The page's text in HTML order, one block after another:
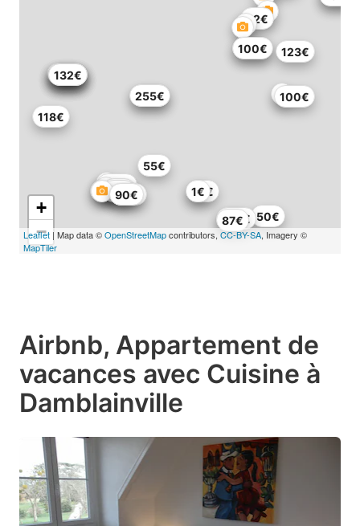
132€
115€
483€
278€
132€
132€
132€
132€
101€
92€
50€
100€
118€
82€
103€
89€
123€
100€
255€
55€
90€
87€
55€
1€
+
−
Leaflet | Map data ©OpenStreetMapcontributors, CC-BY-SA, Imagery ©
MapTiler
Airbnb, Appartement de
vacances avec Cuisine à
Damblainville